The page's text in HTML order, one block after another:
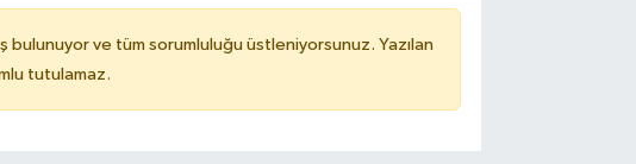
bulunuyor ve tüm sorumluluğu üstleniyorsunuz. Yazılan
tutulamaz.